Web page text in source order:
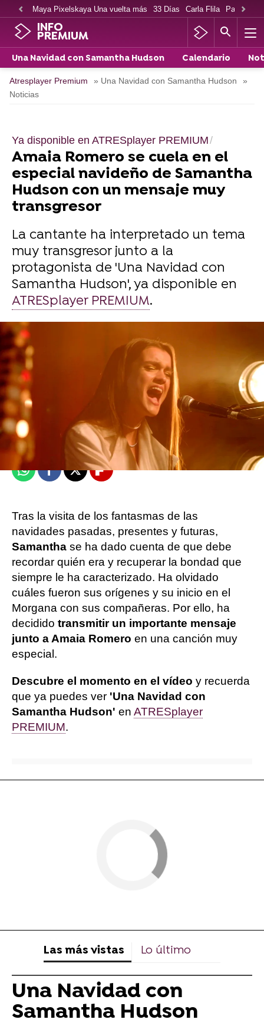
Maya Pixelskaya Una vuelta más 33 Días Carla Flila Paco
INFO
PREMIUM
Una Navidad con Samantha Hudson Calendario
Atresplayer Premium » Una Navidad con Samantha Hudson
»
Noticias
Ya disponible en ATRESplayer PREMIUM
Amaia Romero se cuela en el
especial navideño de Samantha
Hudson con un mensaje muy
transgresor
La cantante ha interpretado un tema
muy transgresor junto a la
protagonista de 'Una Navidad con
Samantha Hudson', ya disponible en
ATRESplayer PREMIUM.
atresplayer
Publicado: 19 de diciembre de 2021, 21:03
WhatsappFacebook
X Flipboard
Tras la visita de los fantasmas de las
navidades pasadas, presentes y futuras,
Samantha se ha dado cuenta de que debe
recordar quién era y recuperar la bondad que
siempre le ha caracterizado. Ha olvidado
cuáles fueron sus orígenes y su inicio en el
Morgana con sus compañeras. Por ello, ha
decidido transmitir un importante mensaje
junto a Amaia Romero en una canción muy
especial.
Descubre el momento en el vídeo y recuerda
que ya puedes ver 'Una Navidad con
Samantha Hudson' en ATRESplayer
PREMIUM.
Las más vistas Lo último
Una Navidad con
Samantha Hudson